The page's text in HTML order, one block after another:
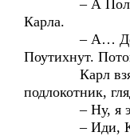
– А Полкан
Карла.
– А… Дома
Поутихнут.
Карл взял у
подлокотник,
– Ну, я
– Иди,